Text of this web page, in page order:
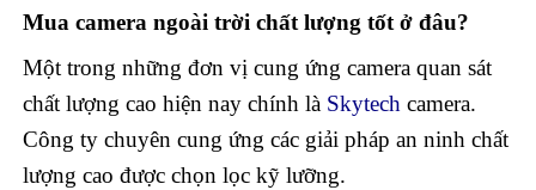
Mua camera ngoài trời chất lượng tốt ở đâu?
Một trong những đơn vị cung ứng camera quan sát
chất lượng cao hiện nay chính là Skytech camera.
Công ty chuyên cung ứng các giải pháp an ninh chất
lượng cao được chọn lọc kỹ lưỡng.